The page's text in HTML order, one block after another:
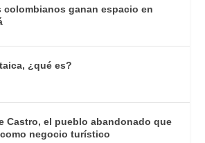
colombianos ganan espacio en
¿qué es?
Castro, el pueblo abandonado que
negocio turístico